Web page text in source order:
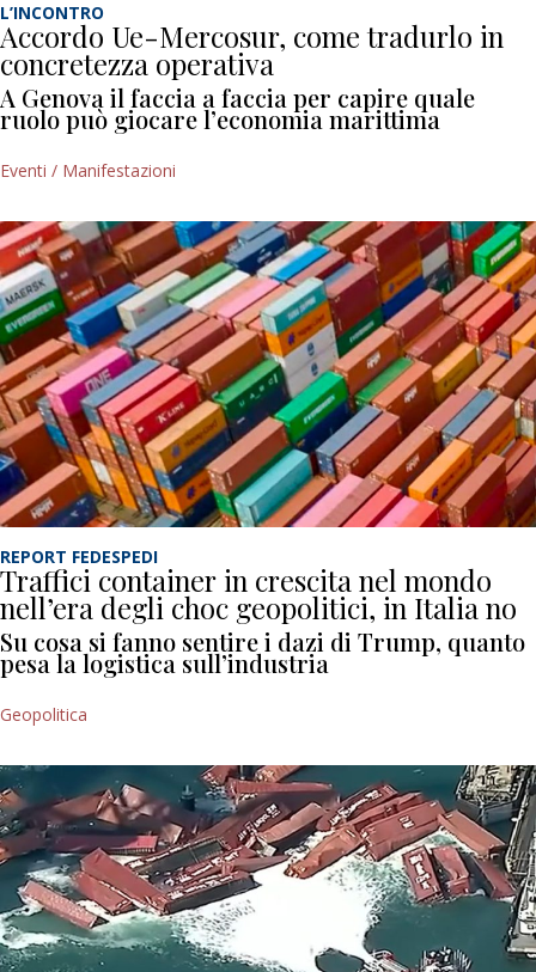
L’INCONTRO
Accordo Ue-Mercosur, come tradurlo in
concretezza operativa
A Genova il faccia a faccia per capire quale
ruolo può giocare l’economia marittima
Eventi / Manifestazioni
REPORT FEDESPEDI
Traffici container in crescita nel mondo
nell’era degli choc geopolitici, in Italia no
Su cosa si fanno sentire i dazi di Trump, quanto
pesa la logistica sull’industria
Geopolitica